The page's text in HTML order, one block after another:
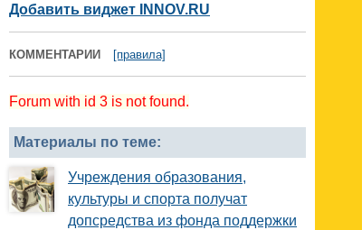
Добавить виджет INNOV.RU
КОММЕНТАРИИ [правила]
Forum with id 3 is not found.
Материалы по теме:
Учреждения образования,
культуры и спорта получат
допсредства из фонда поддержки